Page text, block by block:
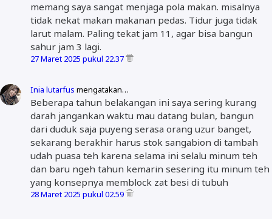
memang saya sangat menjaga pola makan. misalnya
tidak nekat makan makanan pedas. Tidur juga tidak
larut malam. Paling tekat jam 11, agar bisa bangun
sahur jam 3 lagi.
27 Maret 2025 pukul 22.37
Inia lutarfus mengatakan…
Beberapa tahun belakangan ini saya sering kurang
darah jangankan waktu mau datang bulan, bangun
dari duduk saja puyeng serasa orang uzur banget,
sekarang berakhir harus stok sangabion di tambah
udah puasa teh karena selama ini selalu minum teh
dan baru ngeh tahun kemarin sesering itu minum teh
yang konsepnya memblock zat besi di tubuh
28 Maret 2025 pukul 02.59